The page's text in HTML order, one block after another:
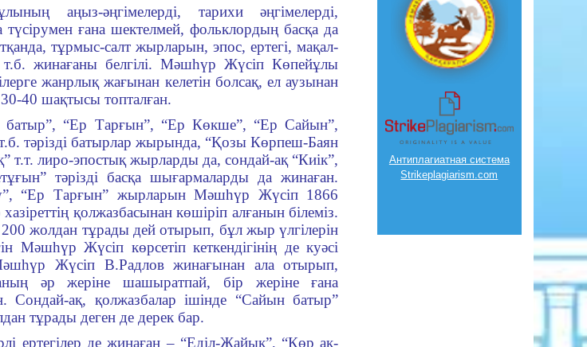
аңыз-әңгімелерді, тарихи әңгі­мелерді,
түсірумен ғана шек­телмей, фольклордың басқа да
тұрмыс-салт жыр­ларын, эпос, ертегі, мақал-
жинағаны белгілі. Мәшһүр Жүсіп Көпейұлы
жанрлық жағынан келетін болсақ, ел аузынан
40 шақтысы топталған.
батыр”, “Ер Тарғын”, “Ер Көкше”, “Ер Са­йын”,
тәрізді батырлар жырында, “Қозы Көрпеш-Баян
т.т. лиро-эпос­тық жырларды да, сондай-ақ “Киік”,
тәрізді басқа шығармаларды да жинаған.
“Ер Тарғын” жырларын Мәшһүр Жүсіп 1866
қолжаз­басынан көшіріп алғанын бі­леміз.
жол­дан тұ­рады дей отырып, бұл жыр үлгі­лерін
Мәшһүр Жүсіп көрсетіп кеткендігінің де куәсі
Жүсіп В.Радлов жина­ғынан ала отырып,
әр жеріне шашыратпай, бір же­ріне ғана
Сон­дай-ақ, қолжазбалар ішінде “Сайын батыр”
тұрады деген де дерек бар.
ер­те­гілер де жинаған – “Еділ-Жайық”, “Көр ақ­
Антиплагиатная система
Strikeplagiarism.com